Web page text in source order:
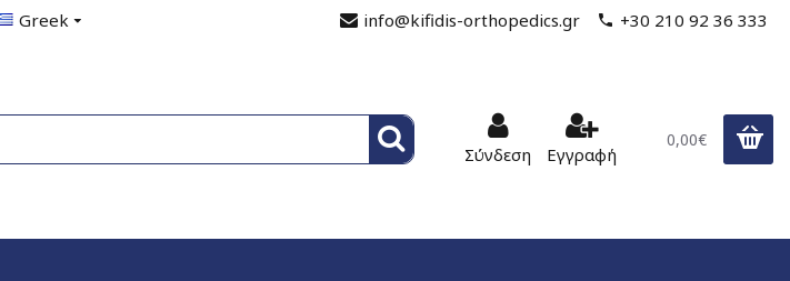
Greek info@kifidis-orthopedics.gr +30 210 92 36 333
Σύνδεση Εγγραφή
0,00€